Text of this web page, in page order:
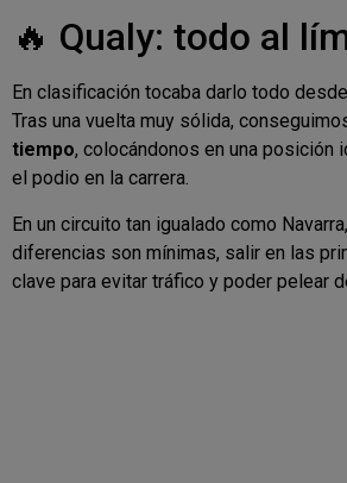
🔥 Qualy: todo al
En clasificación tocaba darlo todo
Tras una vuelta muy sólida,
tiempo, colocándonos en una posición
el podio en la carrera.
En un circuito tan igualado como
diferencias son mínimas, salir en las
clave para evitar tráfico y poder pelear